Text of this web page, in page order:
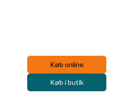
Køb online
Køb i butik